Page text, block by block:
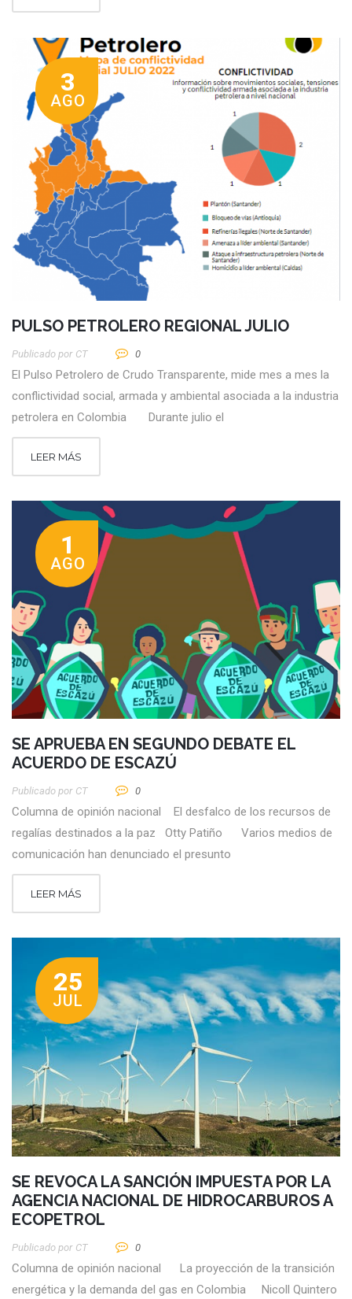
3
AGO
PULSO PETROLERO REGIONAL JULIO
Publicado por CT 0
El Pulso Petrolero de Crudo Transparente, mide mes a mes la
conflictividad social, armada y ambiental asociada a la industria
petrolera en Colombia Durante julio el
LEER MÁS
1
AGO
SE APRUEBA EN SEGUNDO DEBATE EL
ACUERDO DE ESCAZÚ
Publicado por CT 0
Columna de opinión nacional El desfalco de los recursos de
regalías destinados a la paz Otty Patiño Varios medios de
comunicación han denunciado el presunto
LEER MÁS
25
JUL
SE REVOCA LA SANCIÓN IMPUESTA POR LA
AGENCIA NACIONAL DE HIDROCARBUROS A
ECOPETROL
Publicado por CT 0
Columna de opinión nacional La proyección de la transición
energética y la demanda del gas en Colombia Nicoll Quintero